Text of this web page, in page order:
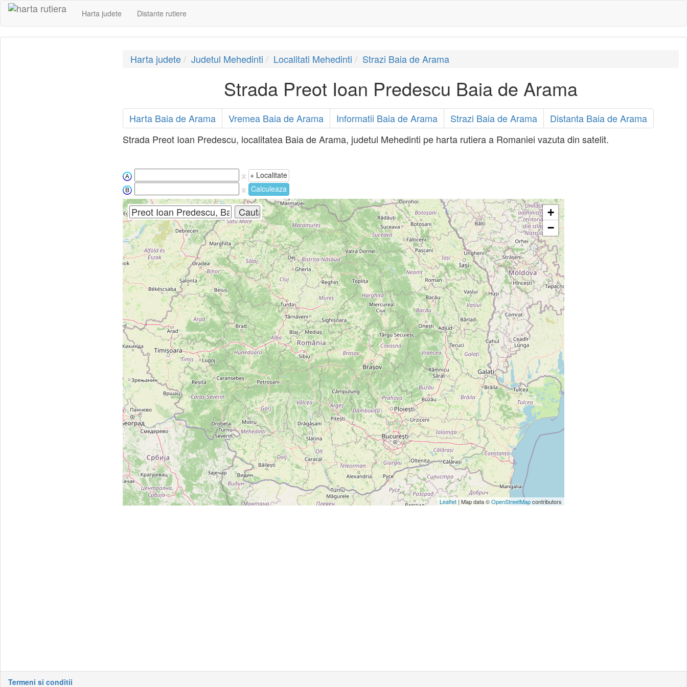
Harta judete Distante rutiere
Harta judete Judetul Mehedinti Localitati Mehedinti Strazi Baia de Arama
Strada Preot Ioan Predescu Baia de Arama
Harta Baia de Arama Vremea Baia de Arama Informatii Baia de Arama Strazi Baia de Arama
Distanta Baia de Arama
Strada Preot Ioan Predescu, localitatea Baia de Arama, judetul Mehedinti pe harta rutiera a Romaniei vazuta din satelit.
+ Localitate
Calculeaza
+
−
Leaflet | Map data ©OpenStreetMapcontributors
Termeni si conditii